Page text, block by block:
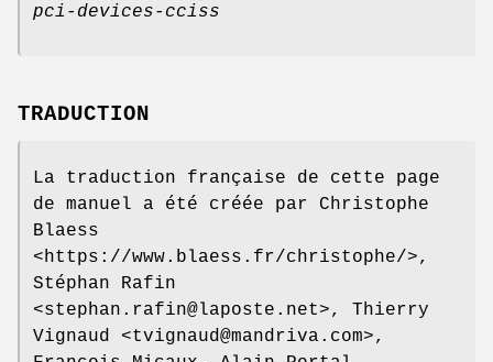
pci-devices-cciss
TRADUCTION
La traduction française de cette page
de manuel a été créée par Christophe
Blaess
<https://www.blaess.fr/christophe/>,
Stéphan Rafin
<stephan.rafin@laposte.net>, Thierry
Vignaud <tvignaud@mandriva.com>,